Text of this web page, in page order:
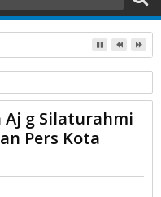
Olahraga Didukung
Seluruh Insan Pers
Aj g Silaturahmi
Pers Kota